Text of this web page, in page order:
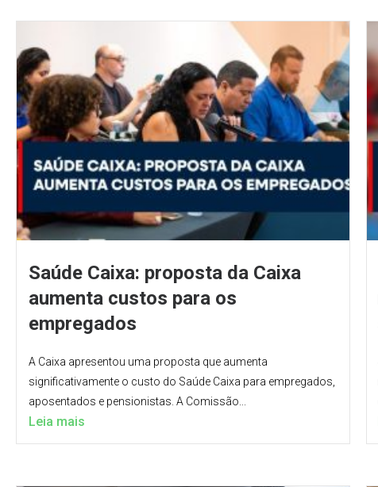
Saúde Caixa: proposta da Caixa
aumenta custos para os
empregados
A Caixa apresentou uma proposta que aumenta
significativamente o custo do Saúde Caixa para empregados,
aposentados e pensionistas. A Comissão...
Leia mais